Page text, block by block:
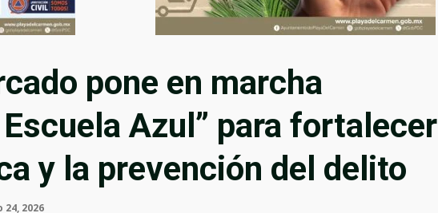
pone en marcha
Azul” para fortalecer
y la prevención del delito
24, 2026